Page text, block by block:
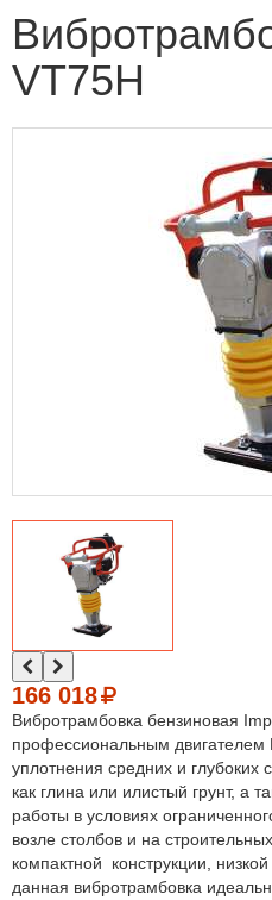
VT75H
166 018
Вибротрамбовка бензиновая
профессиональным двигателем
уплотнения средних и глубоких
как глина или илистый грунт, а
работы в условиях
возле столбов и на
компактной конструкции,
данная вибротрамбовка